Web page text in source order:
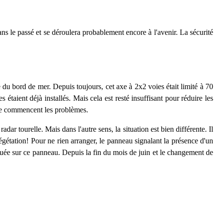
le passé et se déroulera probablement encore à l'avenir. La sécurité
bord de mer. Depuis toujours, cet axe à 2x2 voies était limité à 70
étaient déjà installés. Mais cela est resté insuffisant pour réduire les
les problèmes.
tourelle. Mais dans l'autre sens, la situation est bien différente. Il
Pour ne rien arranger, le panneau signalant la présence d'un
sur ce panneau. Depuis la fin du mois de juin et le changement de